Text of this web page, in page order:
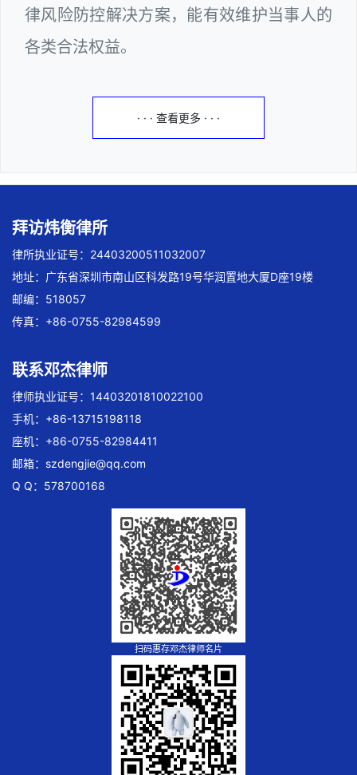
律风险防控解决方案，能有效维护当事人的
各类合法权益。
· · · 查看更多 · · ·
拜访炜衡律所
律所执业证号：24403200511032007
地址：广东省深圳市南山区科发路19号华润置地大厦D座19楼
邮编：518057
传真：+86-0755-82984599
联系邓杰律师
律师执业证号：14403201810022100
手机：+86-13715198118
座机：+86-0755-82984411
邮箱： szdengjie@qq.com
Q Q：578700168
扫码惠存邓杰律师名片